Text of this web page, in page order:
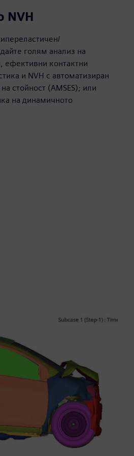
NVH
голям анализ на
ефективни контактни
и NVH с автоматизиран
стойност (AMSES); или
на динамичното